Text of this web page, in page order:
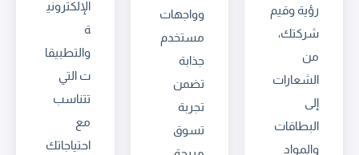
رؤية وقيم
شركتك،
من
الشعارات
إلى
البطاقات
والمواد
وواجهات
مستخدم
جذابة
تضمن
تجربة
تسوق
الإلكتروني
ة
والتطبيقا
ت التي
تتناسب
مع
احتياجاتك